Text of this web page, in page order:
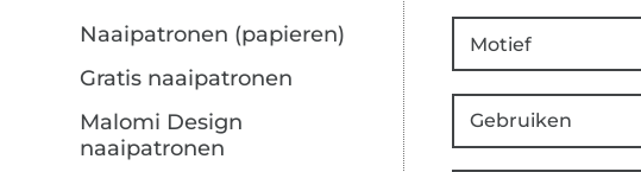
Naaipatronen (papieren)
Gratis naaipatronen
Malomi Design
naaipatronen
Motief
Gebruiken